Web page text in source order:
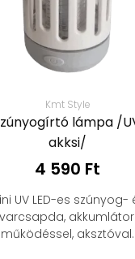
Kmt Style
lámpa /
akksi/
4 590 Ft
UV LED-es szúnyog-
működéssel, aksztóval.